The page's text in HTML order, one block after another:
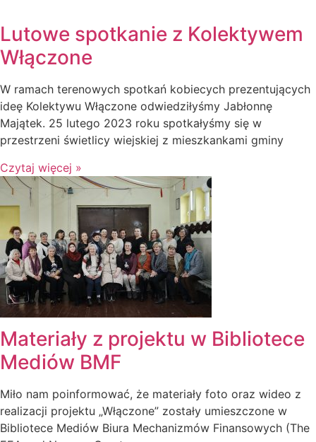
Lutowe spotkanie z Kolektywem
Włączone
W ramach terenowych spotkań kobiecych prezentujących
ideę Kolektywu Włączone odwiedziłyśmy Jabłonnę
Majątek. 25 lutego 2023 roku spotkałyśmy się w
przestrzeni świetlicy wiejskiej z mieszkankami gminy
Czytaj więcej »
Materiały z projektu w Bibliotece
Mediów BMF
Miło nam poinformować, że materiały foto oraz wideo z
realizacji projektu „Włączone” zostały umieszczone w
Bibliotece Mediów Biura Mechanizmów Finansowych (The